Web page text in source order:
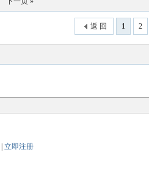
1 2
返 回
|立即注册